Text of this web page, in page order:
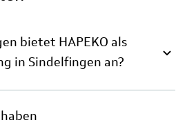
bietet HAPEKO als
in Sindelfingen an?